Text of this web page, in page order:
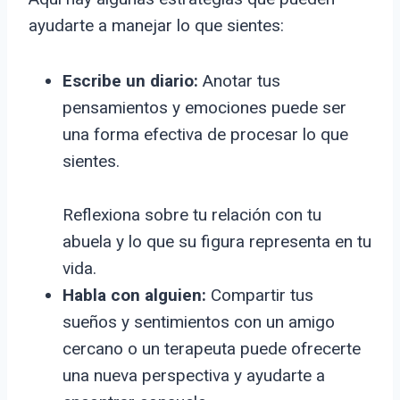
ayudarte a manejar lo que sientes:
Escribe un diario: Anotar tus
pensamientos y emociones puede ser
una forma efectiva de procesar lo que
sientes.
Reflexiona sobre tu relación con tu
abuela y lo que su figura representa en tu
vida.
Habla con alguien: Compartir tus
sueños y sentimientos con un amigo
cercano o un terapeuta puede ofrecerte
una nueva perspectiva y ayudarte a